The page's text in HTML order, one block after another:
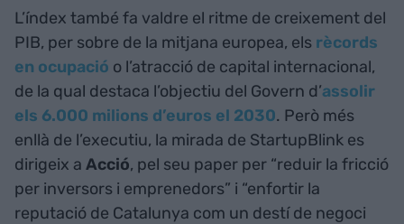
L’índex també fa valdre el ritme de creixement del
PIB, per sobre de la mitjana europea, els rècords
en ocupació o l’atracció de capital internacional,
de la qual destaca l’objectiu del Govern d’assolir
els 6.000 milions d’euros el 2030. Però més
enllà de l’executiu, la mirada de StartupBlink es
dirigeix a Acció, pel seu paper per “reduir la fricció
per inversors i emprenedors” i “enfortir la
reputació de Catalunya com un destí de negoci